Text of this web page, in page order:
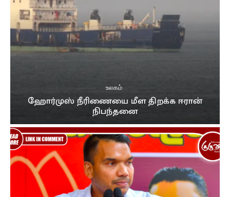
உலகம்
ஹோர்முஸ் நீரிணையை மீள திறக்க ஈரான்
நிபந்தனை